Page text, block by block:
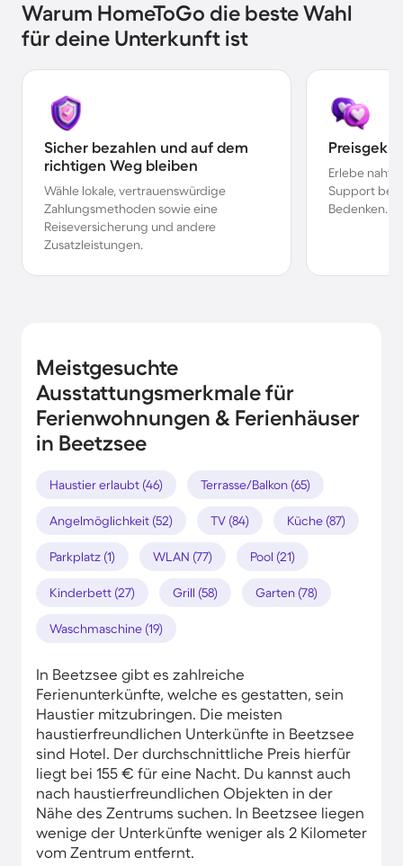
Warum HomeToGo die beste Wahl
für deine Unterkunft ist
Sicher bezahlen und auf dem
richtigen Weg bleiben
Wähle lokale, vertrauenswürdige
Zahlungsmethoden sowie eine
Reiseversicherung und andere
Zusatzleistungen.
Erlebe
Support bei
Bedenken.
Meistgesuchte
Ausstattungsmerkmale für
Ferienwohnungen & Ferienhäuser
in Beetzsee
Haustier erlaubt (46) Terrasse/Balkon (65)
Angelmöglichkeit (52) TV (84) Küche (87)
Parkplatz (1) WLAN (77) Pool (21)
Kinderbett (27) Grill (58) Garten (78)
Waschmaschine (19)
In Beetzsee gibt es zahlreiche
Ferienunterkünfte, welche es gestatten, sein
Haustier mitzubringen. Die meisten
haustierfreundlichen Unterkünfte in Beetzsee
sind Hotel. Der durchschnittliche Preis hierfür
liegt bei 155 € für eine Nacht. Du kannst auch
nach haustierfreundlichen Objekten in der
Nähe des Zentrums suchen. In Beetzsee liegen
wenige der Unterkünfte weniger als 2 Kilometer
vom Zentrum entfernt.